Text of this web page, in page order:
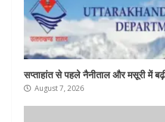
सप्ताहांत से पहले नैनीताल और मसूरी में
August 7, 2026